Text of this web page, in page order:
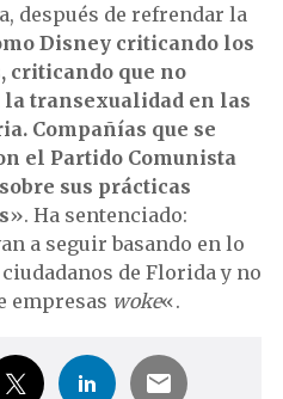
después de refrendar la
Disney criticando los
criticando que no
transexualidad en las
Compañías que se
el Partido Comunista
sus prácticas
». Ha sentenciado:
a seguir basando en lo
de Florida y no
empresas woke«.